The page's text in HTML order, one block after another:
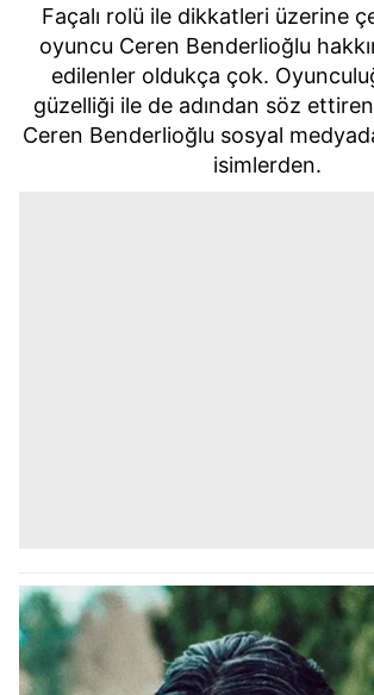
Façalı rolü ile dikkatleri üzerine
oyuncu Ceren Benderlioğlu
edilenler oldukça çok.
güzelliği ile de adından söz
Ceren Benderlioğlu sosyal
isimlerden.